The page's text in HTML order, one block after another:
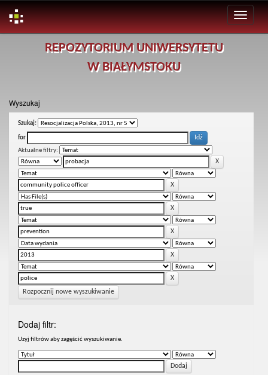
REPOZYTORIUM UNIWERSYTETU
W BIAŁYMSTOKU
Wyszukaj
Szukaj:
for
Aktualne filtry:
Rozpocznij nowe wyszukiwanie
Dodaj filtr:
Uzyj filtrów aby zagęścić wyszukiwanie.